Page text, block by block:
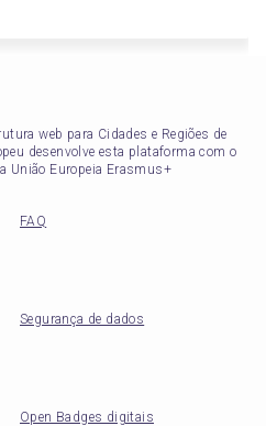
web para Cidades e Regiões de
desenvolve esta plataforma com o
União Europeia Erasmus+
FAQ
Segurança de dados
Open Badges digitais